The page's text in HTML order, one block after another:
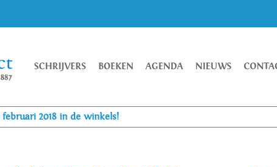
SCHRIJVERS BOEKEN AGENDA NIEUWS
februari 2018 in de winkels!